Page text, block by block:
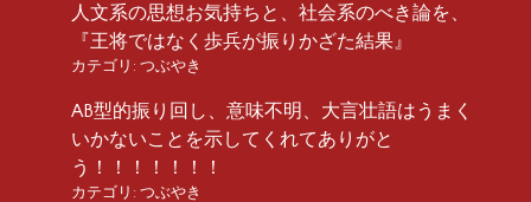
人文系の思想お気持ちと、社会系のべき論を、
『王将ではなく歩兵が振りかざた結果』
カテゴリ: つぶやき
AB型的振り回し、意味不明、大言壮語はうまく
いかないことを示してくれてありがと
う！！！！！！！
カテゴリ: つぶやき